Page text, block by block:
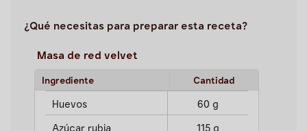
¿Qué necesitas para preparar esta receta?
Masa de red velvet
Ingrediente Cantidad
Huevos 60 g